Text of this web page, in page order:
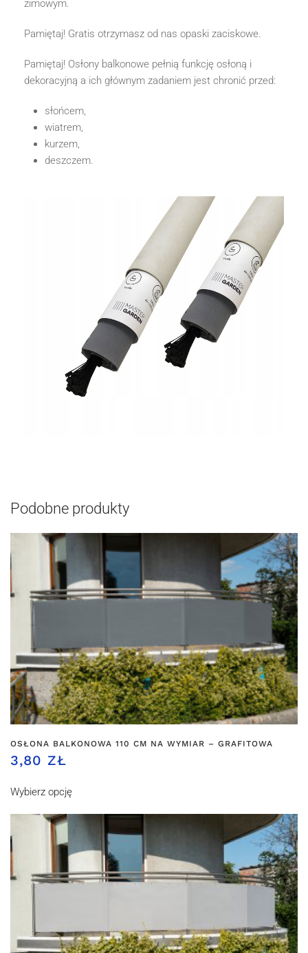
zimowym.
Pamiętaj! Gratis otrzymasz od nas opaski zaciskowe.
Pamiętaj! Osłony balkonowe pełnią funkcję osłoną i
dekoracyjną a ich głównym zadaniem jest chronić przed:
słońcem,
wiatrem,
kurzem,
deszczem.
Podobne produkty
OSŁONA BALKONOWA 110 CM NA WYMIAR – GRAFITOWA
3,80 ZŁ
Wybierz opcję